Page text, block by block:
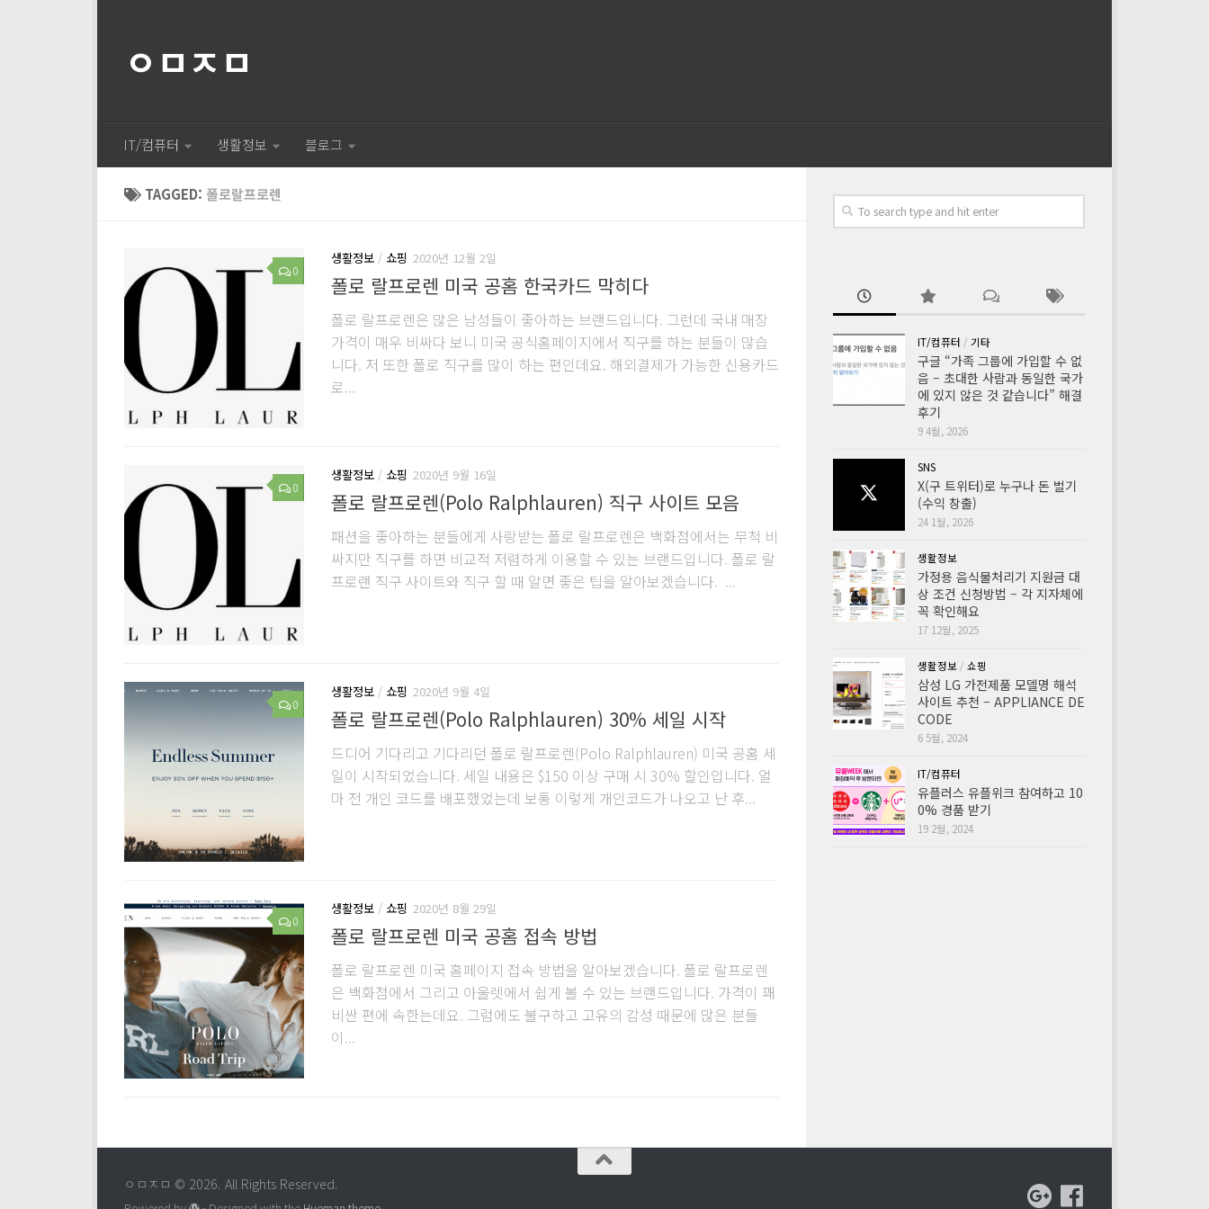
ㅇㅁㅈㅁ
IT/컴퓨터 생활정보 블로그
TAGGED: 폴로랄프로렌
0
생활정보 / 쇼핑 2020년 12월 2일
폴로 랄프로렌 미국 공홈 한국카드 막히다
폴로 랄프로렌은 많은 남성들이 좋아하는 브랜드입니다. 그런데 국내 매장
가격이 매우 비싸다 보니 미국 공식홈페이지에서 직구를 하는 분들이 많습
니다. 저 또한 폴로 직구를 많이 하는 편인데요. 해외결제가 가능한 신용카드
로...
0
생활정보 / 쇼핑 2020년 9월 16일
폴로 랄프로렌(Polo Ralphlauren) 직구 사이트 모음
패션을 좋아하는 분들에게 사랑받는 폴로 랄프로렌은 백화점에서는 무척 비
싸지만 직구를 하면 비교적 저렴하게 이용할 수 있는 브랜드입니다. 폴로 랄
프로랜 직구 사이트와 직구 할 때 알면 좋은 팁을 알아보겠습니다. ...
0
생활정보 / 쇼핑 2020년 9월 4일
폴로 랄프로렌(Polo Ralphlauren) 30% 세일 시작
드디어 기다리고 기다리던 폴로 랄프로렌(Polo Ralphlauren) 미국 공홈 세
일이 시작되었습니다. 세일 내용은 $150 이상 구매 시 30% 할인입니다. 얼
마 전 개인 코드를 배포했었는데 보통 이렇게 개인코드가 나오고 난 후...
0
생활정보 / 쇼핑 2020년 8월 29일
폴로 랄프로렌 미국 공홈 접속 방법
폴로 랄프로렌 미국 홈페이지 접속 방법을 알아보겠습니다. 폴로 랄프로렌
은 백화점에서 그리고 아울렛에서 쉽게 볼 수 있는 브랜드입니다. 가격이 꽤
비싼 편에 속한는데요. 그럼에도 불구하고 고유의 감성 때문에 많은 분들
이...
IT/컴퓨터 / 기타
구글 “가족 그룹에 가입할 수 없
음 – 초대한 사람과 동일한 국가
에 있지 않은 것 같습니다” 해결
후기
9 4월, 2026
SNS
X(구 트위터)로 누구나 돈 벌기
(수익 창출)
24 1월, 2026
생활정보
가정용 음식물처리기 지원금 대
상 조건 신청방법 – 각 지자체에
꼭 확인해요
17 12월, 2025
생활정보 / 쇼핑
삼성 LG 가전제품 모델명 해석
사이트 추천 – APPLIANCE DE
CODE
6 5월, 2024
IT/컴퓨터
유플러스 유플위크 참여하고 10
0% 경품 받기
19 2월, 2024
ㅇㅁㅈㅁ © 2026. All Rights Reserved.